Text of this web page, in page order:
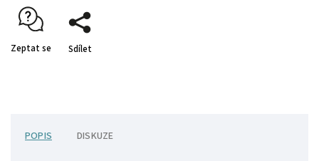
Zeptat se Sdílet
POPIS DISKUZE